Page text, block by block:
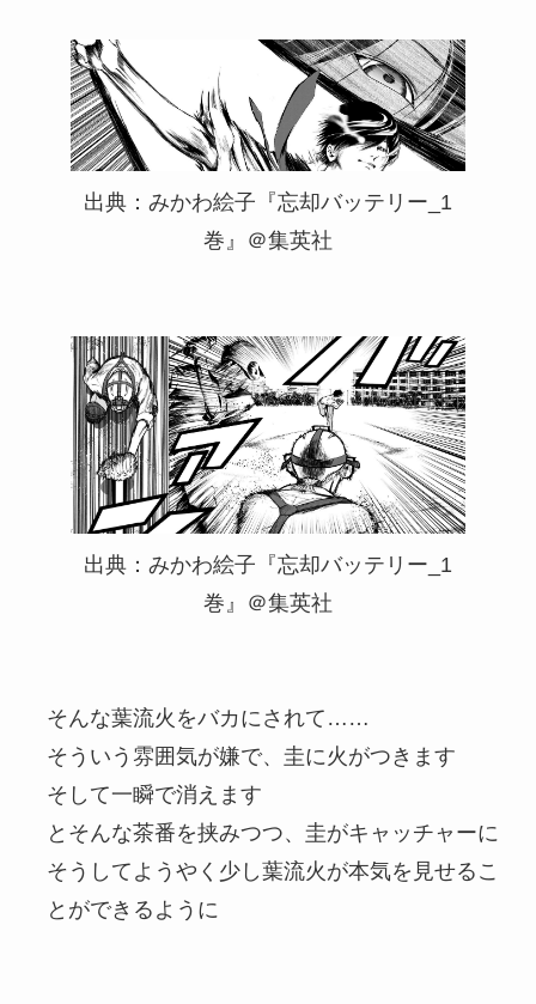
出典：みかわ絵子『忘却バッテリー_1
巻』＠集英社
出典：みかわ絵子『忘却バッテリー_1
巻』＠集英社
そんな葉流火をバカにされて……
そういう雰囲気が嫌で、圭に火がつきます
そして一瞬で消えます
とそんな茶番を挟みつつ、圭がキャッチャーに
そうしてようやく少し葉流火が本気を見せるこ
とができるように